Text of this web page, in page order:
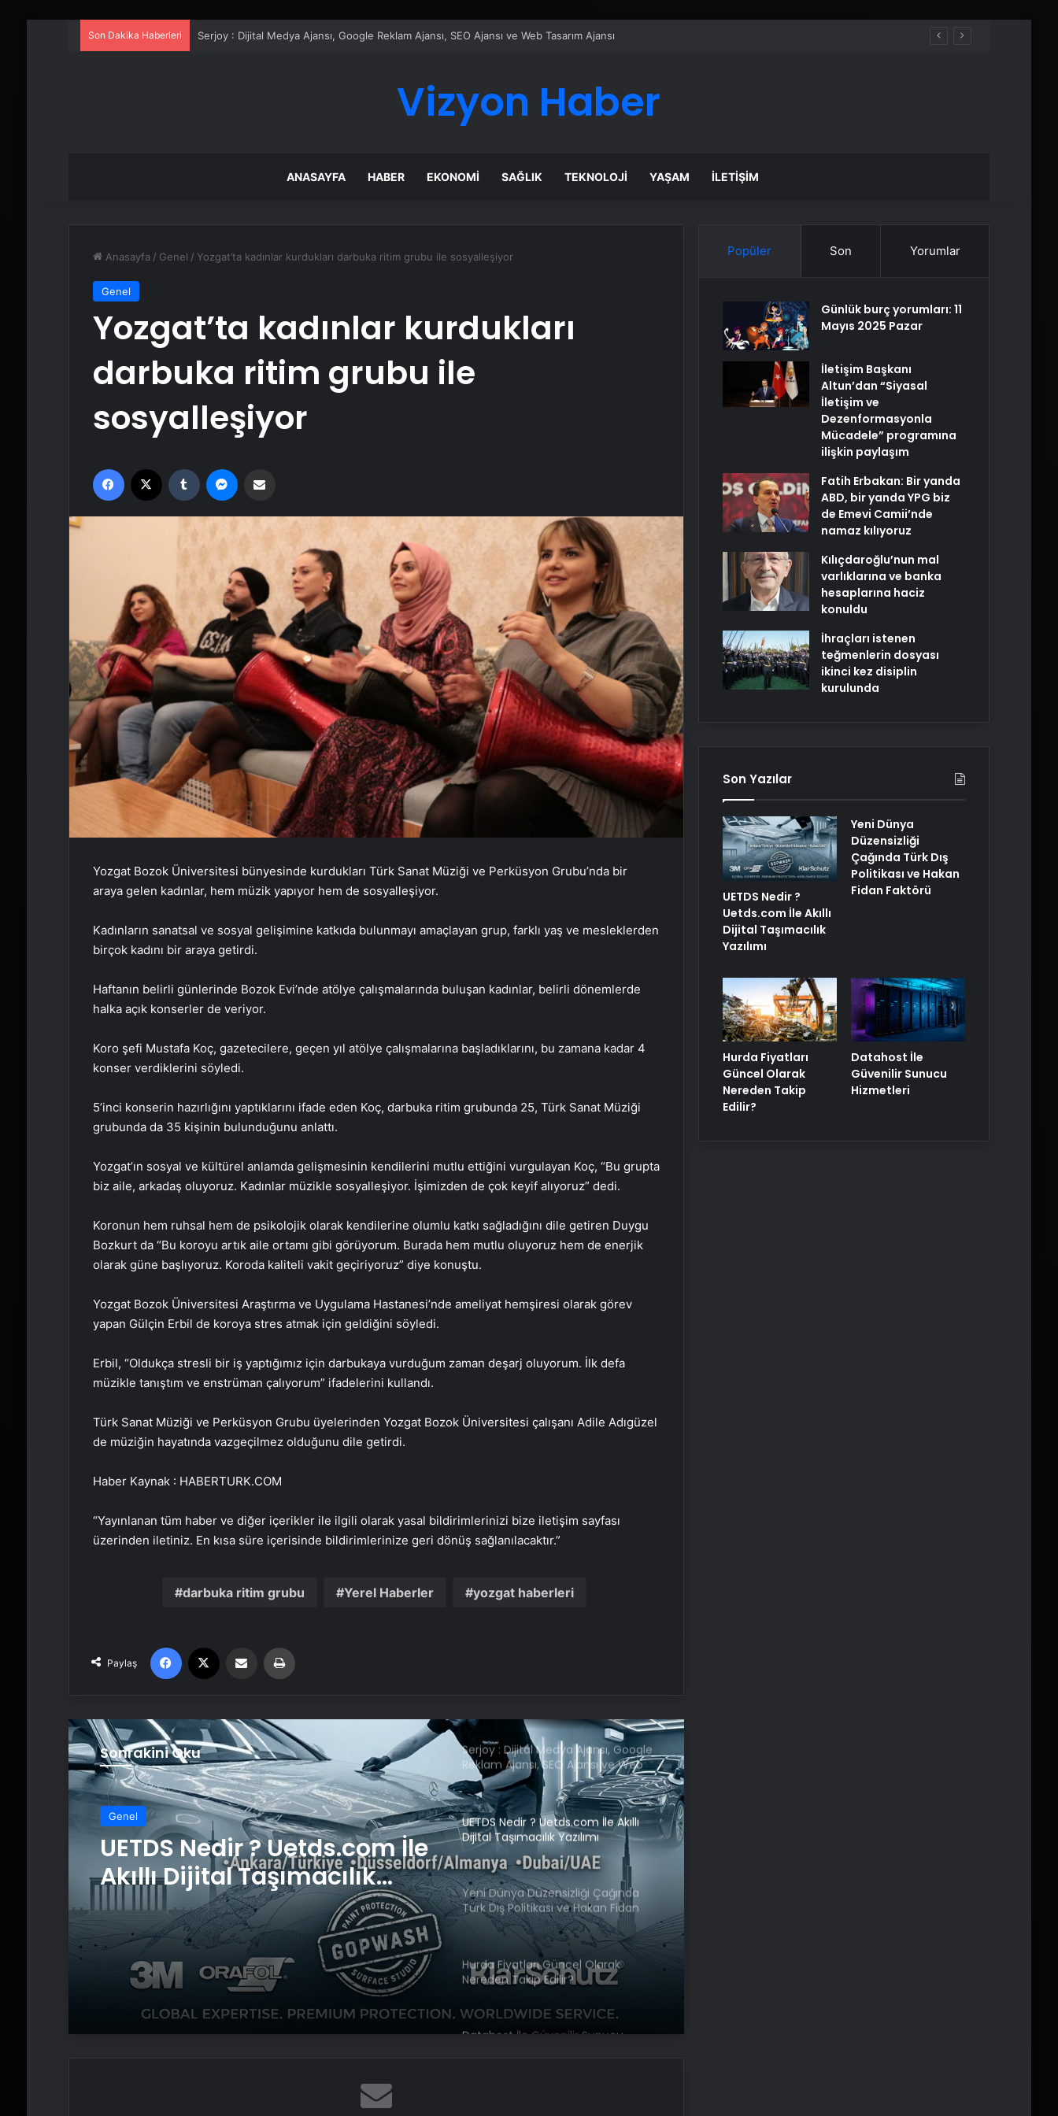
Son Dakika Haberleri UETDS Nedir ? Uetds.com İle Akıllı Dijital Taşımacılık Yazılımı
Vizyon Haber
ANASAYFA HABER EKONOMI SAĞLIK TEKNOLOJI YAŞAM İLETIŞIM
Anasayfa / Genel / Yozgat’ta kadınlar kurdukları darbuka ritim grubu ile sosyalleşiyor
Genel
Yozgat’ta kadınlar kurdukları
darbuka ritim grubu ile
sosyalleşiyor
Facebook Tumblr
Yozgat Bozok Üniversitesi bünyesinde kurdukları Türk Sanat Müziği ve Perküsyon Grubu’nda bir
araya gelen kadınlar, hem müzik yapıyor hem de sosyalleşiyor.
Kadınların sanatsal ve sosyal gelişimine katkıda bulunmayı amaçlayan grup, farklı yaş ve mesleklerden
birçok kadını bir araya getirdi.
Haftanın belirli günlerinde Bozok Evi’nde atölye çalışmalarında buluşan kadınlar, belirli dönemlerde
halka açık konserler de veriyor.
Koro şefi Mustafa Koç, gazetecilere, geçen yıl atölye çalışmalarına başladıklarını, bu zamana kadar 4
konser verdiklerini söyledi.
5’inci konserin hazırlığını yaptıklarını ifade eden Koç, darbuka ritim grubunda 25, Türk Sanat Müziği
grubunda da 35 kişinin bulunduğunu anlattı.
Yozgat’ın sosyal ve kültürel anlamda gelişmesinin kendilerini mutlu ettiğini vurgulayan Koç, “Bu grupta
biz aile, arkadaş oluyoruz. Kadınlar müzikle sosyalleşiyor. İşimizden de çok keyif alıyoruz” dedi.
Koronun hem ruhsal hem de psikolojik olarak kendilerine olumlu katkı sağladığını dile getiren Duygu
Bozkurt da “Bu koroyu artık aile ortamı gibi görüyorum. Burada hem mutlu oluyoruz hem de enerjik
olarak güne başlıyoruz. Koroda kaliteli vakit geçiriyoruz” diye konuştu.
Yozgat Bozok Üniversitesi Araştırma ve Uygulama Hastanesi’nde ameliyat hemşiresi olarak görev
yapan Gülçin Erbil de koroya stres atmak için geldiğini söyledi.
Erbil, “Oldukça stresli bir iş yaptığımız için darbukaya vurduğum zaman deşarj oluyorum. İlk defa
müzikle tanıştım ve enstrüman çalıyorum” ifadelerini kullandı.
Türk Sanat Müziği ve Perküsyon Grubu üyelerinden Yozgat Bozok Üniversitesi çalışanı Adile Adıgüzel
de müziğin hayatında vazgeçilmez olduğunu dile getirdi.
Haber Kaynak : HABERTURK.COM
“Yayınlanan tüm haber ve diğer içerikler ile ilgili olarak yasal bildirimlerinizi bize iletişim sayfası
üzerinden iletiniz. En kısa süre içerisinde bildirimlerinize geri dönüş sağlanılacaktır.”
darbuka ritim grubu Yerel Haberler yozgat haberleri
Paylaş
Facebook Email'den paylaş
Sonrakini Oku
Genel
UETDS Nedir ? Uetds.com İle
Akıllı Dijital Taşımacılık
Yazılımı
Bozulmuş meze, et ve et ürünleri
kullanan restoran mühürlendi
Serjoy : Dijital Medya Ajansı, Google
Reklam Ajansı, SEO Ajansı ve Web
Tasarım Ajansı
UETDS Nedir ? Uetds.com İle Akıllı
Dijital Taşımacılık Yazılımı
Yeni Dünya Düzensizliği Çağında
Türk Dış Politikası ve Hakan Fidan
Faktörü
Hurda Fiyatları Güncel Olarak
Nereden Takip Edilir?
Datahost İle Güvenilir Sunucu
Popüler Son Yorumlar
Günlük burç yorumları: 11
Mayıs 2025 Pazar
İletişim Başkanı
Altun’dan “Siyasal
İletişim ve
Dezenformasyonla
Mücadele” programına
ilişkin paylaşım
Fatih Erbakan: Bir yanda
ABD, bir yanda YPG biz
de Emevi Camii’nde
namaz kılıyoruz
Kılıçdaroğlu’nun mal
varlıklarına ve banka
hesaplarına haciz
konuldu
İhraçları istenen
teğmenlerin dosyası
ikinci kez disiplin
kurulunda
Son Yazılar
UETDS Nedir ?
Uetds.com İle Akıllı
Dijital Taşımacılık
Yazılımı
Yeni Dünya
Düzensizliği
Çağında Türk Dış
Politikası ve Hakan
Fidan Faktörü
Hurda Fiyatları
Güncel Olarak
Nereden Takip
Edilir?
Datahost İle
Güvenilir Sunucu
Hizmetleri